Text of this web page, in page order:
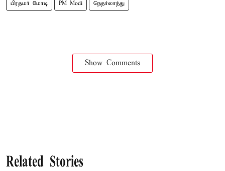
பிரதமர் மோடி PM Modi நெதர்லாந்து
Show Comments
Related Stories